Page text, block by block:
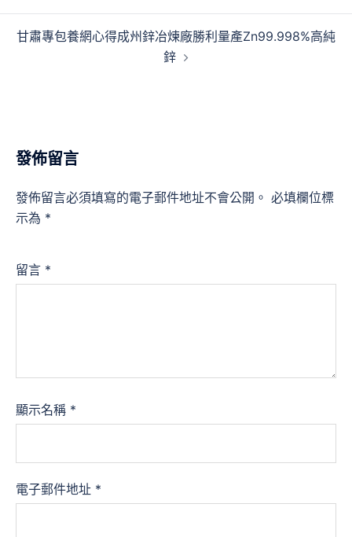
甘肅專包養網心得成州鋅冶煉廠勝利量產Zn99.998%高純
鋅
發佈留言
發佈留言必須填寫的電子郵件地址不會公開。 必填欄位標
示為 *
留言 *
顯示名稱 *
電子郵件地址 *